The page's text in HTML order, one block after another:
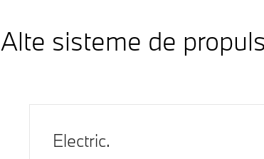
Alte sisteme de
Electric.